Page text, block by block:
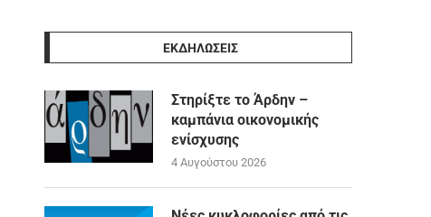
ΕΚΔΗΛΩΣΕΙΣ
Στηρίξτε το Άρδην –
καμπάνια οικονομικής
ενίσχυσης
4 Αυγούστου 2026